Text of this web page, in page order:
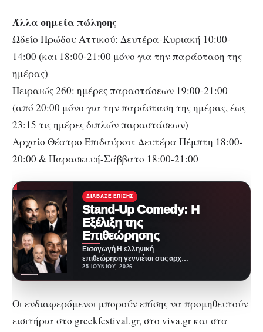
Άλλα σημεία πώλησης
Ωδείο Ηρώδου Αττικού: Δευτέρα-Κυριακή 10:00-
14:00 (και 18:00-21:00 μόνο για την παράσταση της
ημέρας)
Πειραιώς 260: ημέρες παραστάσεων 19:00-21:00
(από 20:00 μόνο για την παράσταση της ημέρας, έως
23:15 τις ημέρες διπλών παραστάσεων)
Αρχαίο Θέατρο Επιδαύρου: Δευτέρα Πέμπτη 18:00-
20:00 & Παρασκευή-Σάββατο 18:00-21:00
ΔΙΆΒΑΣΕ ΕΠΊΣΗΣ
Stand-Up Comedy: Η
Εξέλιξη της
Επιθεώρησης
Εισαγωγή Η ελληνική
επιθεώρηση γεννιέται στις αρχές
του 20ού αιώνα και εξελίσσεται
25 ΙΟΥΝΊΟΥ, 2026
Οι ενδιαφερόμενοι μπορούν επίσης να προμηθευτούν
εισιτήρια στο greekfestival.gr, στο viva.gr και στα